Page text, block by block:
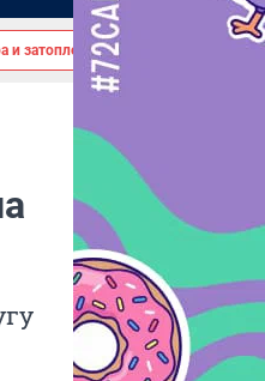
и затопленные берега — вид с реки